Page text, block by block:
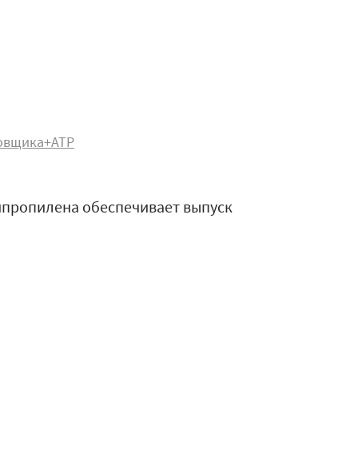
обеспечивает выпуск